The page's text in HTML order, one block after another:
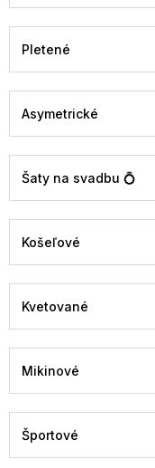
Pletené
Asymetrické
Šaty na svadbu 💍
Košeľové
Kvetované
Mikinové
Športové